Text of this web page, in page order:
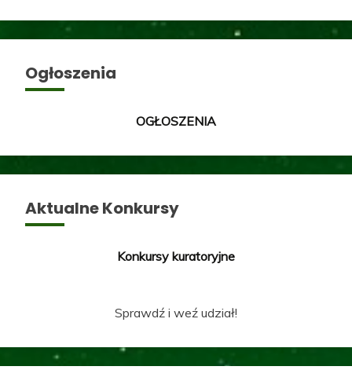
Ogłoszenia
OGŁOSZENIA
Aktualne Konkursy
Konkursy kuratoryjne
Sprawdź i weź udział!